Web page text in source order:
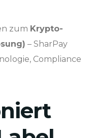
zum Krypto-
– SharPay
Compliance